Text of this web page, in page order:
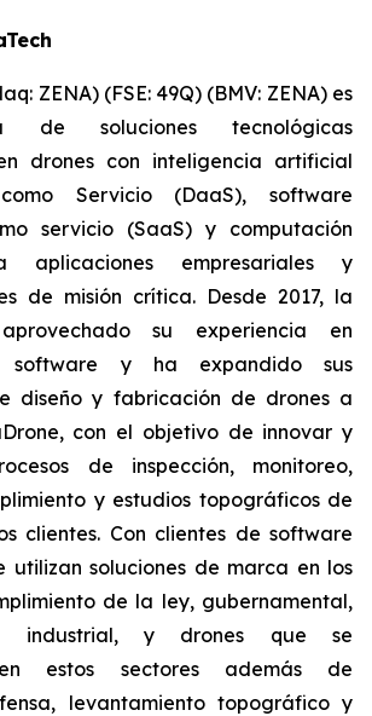
ZENA) (FSE: 49Q) (BMV: ZENA) es
de soluciones tecnológicas
drones con inteligencia artificial
Servicio (DaaS), software
servicio (SaaS) y computación
aplicaciones empresariales y
de misión crítica. Desde 2017, la
su experiencia en
software y ha expandido sus
diseño y fabricación de drones a
con el objetivo de innovar y
de inspección, monitoreo,
y estudios topográficos de
clientes. Con clientes de software
utilizan soluciones de marca en los
de la ley, gubernamental,
industrial, y drones que se
en estos sectores además de
levantamiento topográfico y